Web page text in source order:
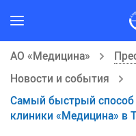
АО «Медицина»
Новости и события
Самый быстрый способ
клиники «Медицина» в